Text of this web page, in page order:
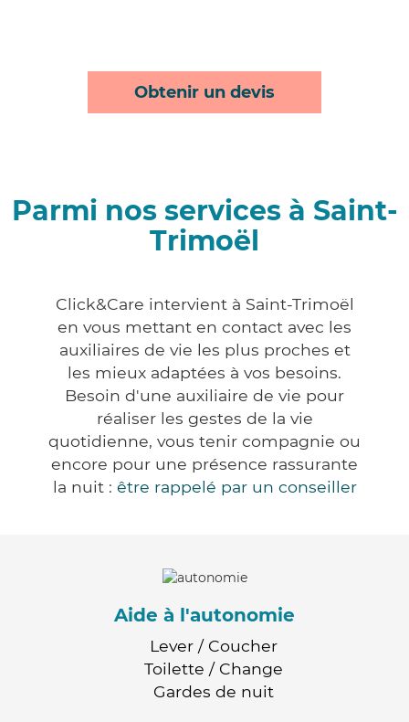
Obtenir un devis
Parmi nos services à Saint-
Trimoël
Click&Care intervient à Saint-Trimoël
en vous mettant en contact avec les
auxiliaires de vie les plus proches et
les mieux adaptées à vos besoins.
Besoin d'une auxiliaire de vie pour
réaliser les gestes de la vie
quotidienne, vous tenir compagnie ou
encore pour une présence rassurante
la nuit : être rappelé par un conseiller
Aide à l'autonomie
Lever / Coucher
Toilette / Change
Gardes de nuit